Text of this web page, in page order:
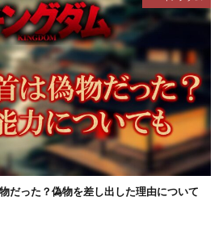
だった？偽物を差し出した理由について